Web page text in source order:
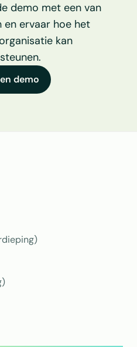
demo met een van
en ervaar hoe het
kan
demo